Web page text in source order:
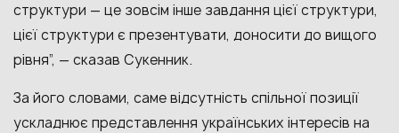
структури — це зовсім інше завдання цієї структури,
цієї структури є презентувати, доносити до вищого
рівня”, — сказав Сукенник.
За його словами, саме відсутність спільної позиції
ускладнює представлення українських інтересів на